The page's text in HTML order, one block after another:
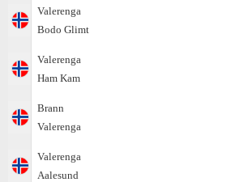
Valerenga
Bodo Glimt
Valerenga
Ham Kam
Brann
Valerenga
Valerenga
Aalesund